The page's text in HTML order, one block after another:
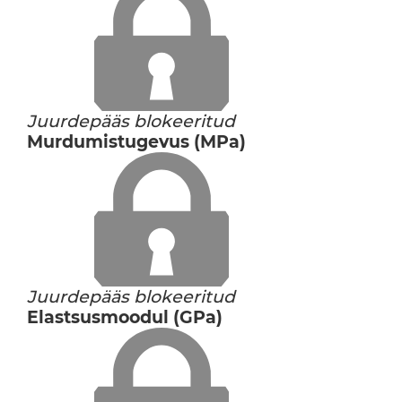
Juurdepääs blokeeritud
Murdumistugevus (MPa)
Juurdepääs blokeeritud
Elastsusmoodul (GPa)